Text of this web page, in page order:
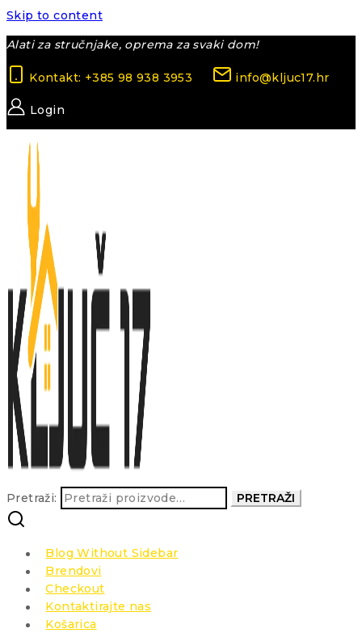
Skip to content
Alati za stručnjake, oprema za svaki dom!
Kontakt: +385 98 938 3953 info@kljuc17.hr
Login
Pretraži: PRETRAŽI
Blog Without Sidebar
Brendovi
Checkout
Kontaktirajte nas
Košarica